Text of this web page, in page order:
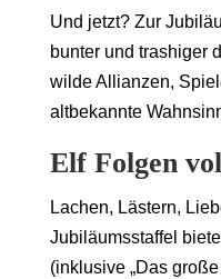
Und jetzt? Zur
bunter und trashiger
wilde Allianzen,
altbekannte
Elf Folgen
Lachen, Lästern,
Jubiläumsstaffel
(inklusive „Das